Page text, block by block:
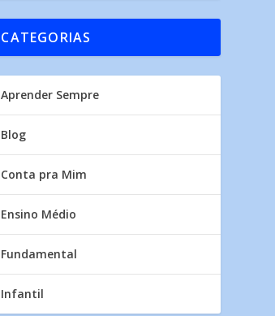
CATEGORIAS
Aprender Sempre
Blog
Conta pra Mim
Ensino Médio
Fundamental
Infantil